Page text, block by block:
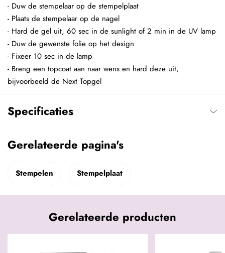
- Duw de stempelaar op de stempelplaat
- Plaats de stempelaar op de nagel
- Hard de gel uit, 60 sec in de sunlight of 2 min in de UV lamp
- Duw de gewenste folie op het design
- Fixeer 10 sec in de lamp
- Breng een topcoat aan naar wens en hard deze uit,
bijvoorbeeld de Next Topgel
Specificaties
Gerelateerde pagina's
Stempelen Stempelplaat
Gerelateerde producten